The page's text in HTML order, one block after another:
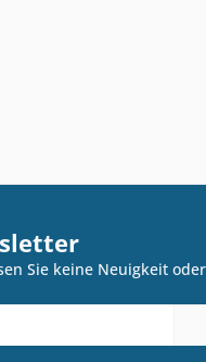
Sie keine Neuigkeit